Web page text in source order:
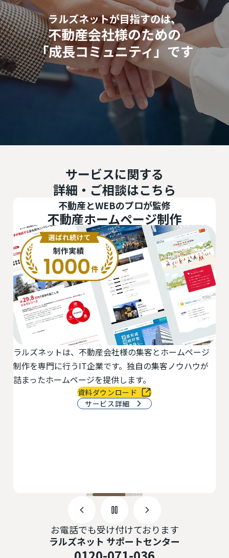
ラルズネットが目指すのは、
不動産会社様のための
「成長コミュニティ」です
サービスに関する
詳細・ご相談はこちら
不動産システム
最小の手間で、最大の反響を。物件登録・反響管理・
物件チラシ作成などを一元化できる業務支援システム
です。AI・自動アドバイス機能搭載。
サービス詳細
お電話でも受け付けております
ラルズネット サポートセンター